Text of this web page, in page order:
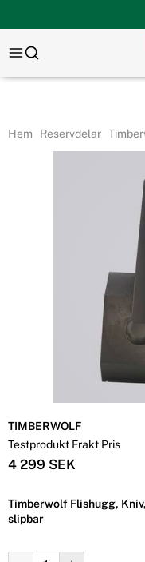
Hem Reservdelar
TIMBERWOLF
Testprodukt Frakt Pris
4 299 SEK
Timberwolf Flishugg,
slipbar